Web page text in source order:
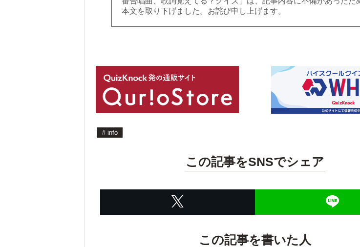
本文を取り下げました。お詫び申し上げます。
# info
この記事をSNSでシェア
この記事を書いた人